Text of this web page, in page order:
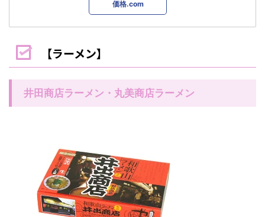
価格.com
【ラーメン】
井田商店ラーメン・丸美商店ラーメン